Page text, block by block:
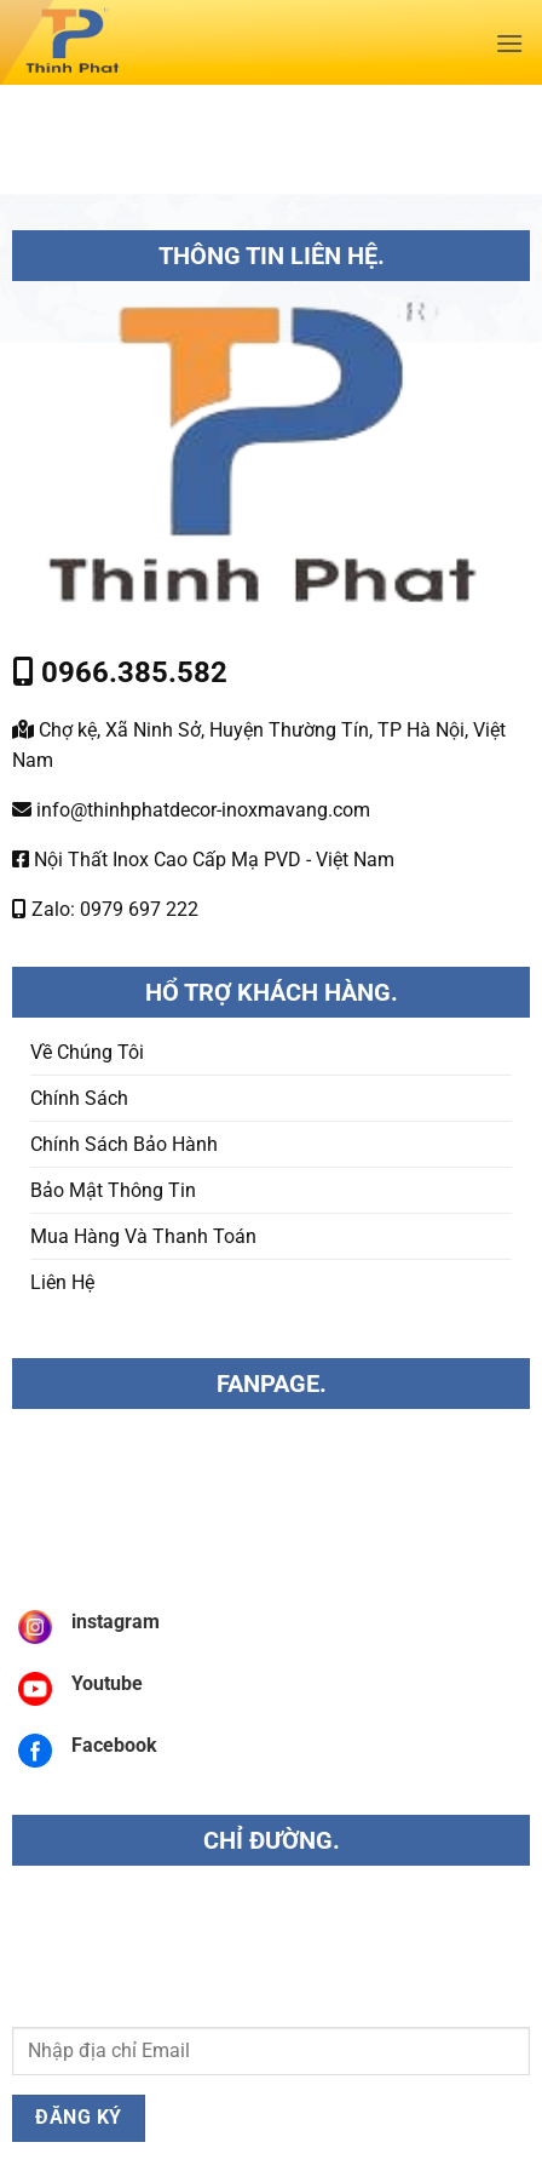
qua
nội
THÔNG TIN LIÊN HỆ.
0966.385.582
Chợ kệ, Xã Ninh Sở, Huyện Thường Tín, TP Hà Nội, Việt
Nam
info@thinhphatdecor-inoxmavang.com
Nội Thất Inox Cao Cấp Mạ PVD - Việt Nam
Zalo: 0979 697 222
HỔ TRỢ KHÁCH HÀNG.
Về Chúng Tôi
Chính Sách
Chính Sách Bảo Hành
Bảo Mật Thông Tin
Mua Hàng Và Thanh Toán
Liên Hệ
FANPAGE.
instagram
Youtube
Facebook
CHỈ ĐƯỜNG.